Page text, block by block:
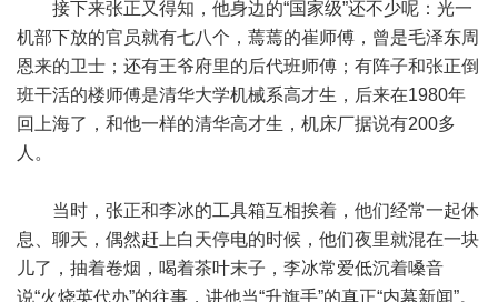
接下来张正又得知，他身边的“国家级”还不少呢：光一
机部下放的官员就有七八个，蔫蔫的崔师傅，曾是毛泽东周
恩来的卫士；还有王爷府里的后代班师傅；有阵子和张正倒
班干活的楼师傅是清华大学机械系高才生，后来在1980年
回上海了，和他一样的清华高才生，机床厂据说有200多
人。
当时，张正和李冰的工具箱互相挨着，他们经常一起休
息、聊天，偶然赶上白天停电的时候，他们夜里就混在一块
儿了，抽着卷烟，喝着茶叶末子，李冰常爱低沉着嗓音
说“火烧英代办”的往事，讲他当“升旗手”的真正“内幕新闻”。